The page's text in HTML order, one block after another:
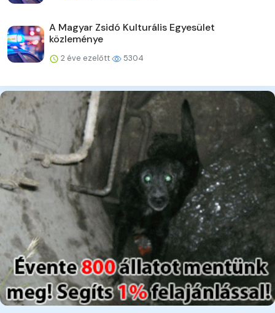
A Magyar Zsidó Kulturális Egyesület
közleménye
2 éve ezelőtt 5304